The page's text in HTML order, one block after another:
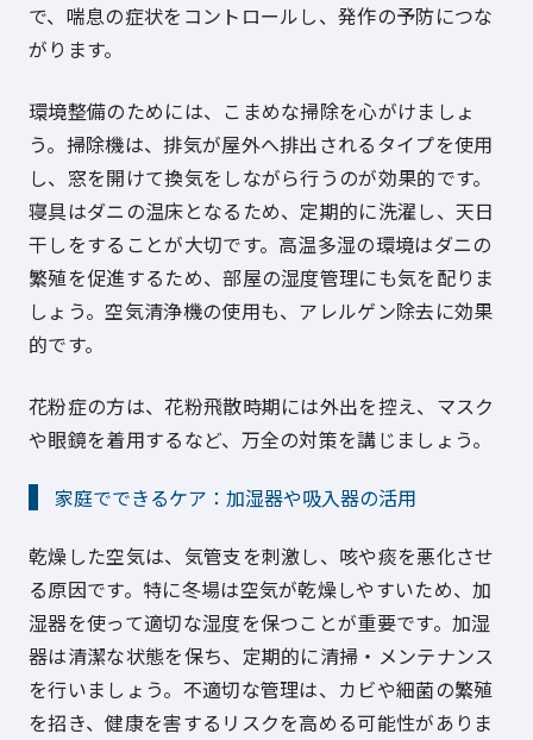
で、喘息の症状をコントロールし、発作の予防につな
がります。
環境整備のためには、こまめな掃除を心がけましょ
う。掃除機は、排気が屋外へ排出されるタイプを使用
し、窓を開けて換気をしながら行うのが効果的です。
寝具はダニの温床となるため、定期的に洗濯し、天日
干しをすることが大切です。高温多湿の環境はダニの
繁殖を促進するため、部屋の湿度管理にも気を配りま
しょう。空気清浄機の使用も、アレルゲン除去に効果
的です。
花粉症の方は、花粉飛散時期には外出を控え、マスク
や眼鏡を着用するなど、万全の対策を講じましょう。
家庭でできるケア：加湿器や吸入器の活用
乾燥した空気は、気管支を刺激し、咳や痰を悪化させ
る原因です。特に冬場は空気が乾燥しやすいため、加
湿器を使って適切な湿度を保つことが重要です。加湿
器は清潔な状態を保ち、定期的に清掃・メンテナンス
を行いましょう。不適切な管理は、カビや細菌の繁殖
を招き、健康を害するリスクを高める可能性がありま